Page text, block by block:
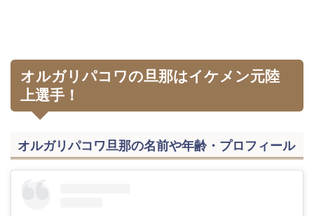
オルガリパコワの旦那はイケメン元陸
上選手！
オルガリパコワ旦那の名前や年齢・プロフィール